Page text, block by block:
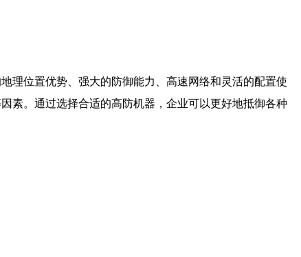
理位置优势、强大的防御能力、高速网络和灵活的配置使
素。通过选择合适的高防机器，企业可以更好地抵御各种